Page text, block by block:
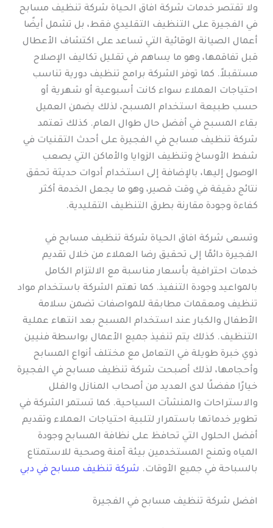
ولا تقتصر خدمات شركة افاق الحياة شركة تنظيف مسابح
في الفجيرة على التنظيف التقليدي فقط، بل تشمل أيضًا
أعمال الصيانة الوقائية التي تساعد على اكتشاف الأعطال
قبل تفاقمها، وهو ما يساهم في تقليل تكاليف الإصلاح
مستقبلاً. كما توفر الشركة برامج تنظيف دورية تناسب
احتياجات العملاء سواء كانت أسبوعية أو شهرية أو
حسب طبيعة استخدام المسبح، لذلك يضمن العميل
بقاء المسبح في أفضل حال طوال العام. كذلك تعتمد
شركة تنظيف مسابح في الفجيرة على أحدث التقنيات في
شفط الأوساخ وتنظيف الزوايا والأماكن التي يصعب
الوصول إليها، بالإضافة إلى استخدام أدوات حديثة تحقق
نتائج دقيقة في وقت قصير، وهو ما يجعل الخدمة أكثر
كفاءة وجودة مقارنة بطرق التنظيف التقليدية.
وتسعى شركة افاق الحياة شركة تنظيف مسابح في
الفجيرة دائمًا إلى تحقيق رضا العملاء من خلال تقديم
خدمات احترافية بأسعار مناسبة مع الالتزام الكامل
بالمواعيد وجودة التنفيذ. كما تهتم الشركة باستخدام مواد
تنظيف ومعقمات مطابقة للمواصفات تضمن سلامة
الأطفال والكبار عند استخدام المسبح بعد انتهاء عملية
التنظيف. كذلك يتم تنفيذ جميع الأعمال بواسطة فنيين
ذوي خبرة طويلة في التعامل مع مختلف أنواع المسابح
وأحجامها، لذلك أصبحت شركة تنظيف مسابح في الفجيرة
خيارًا مفضلًا لدى العديد من أصحاب المنازل والفلل
والاستراحات والمنشآت السياحية. كما تستمر الشركة في
تطوير خدماتها باستمرار لتلبية احتياجات العملاء وتقديم
أفضل الحلول التي تحافظ على نظافة المسابح وجودة
المياه وتمنح المستخدمين بيئة آمنة وصحية للاستمتاع
بالسباحة في جميع الأوقات. شركة تنظيف مسابح في دبي
افضل شركة تنظيف مسابح في الفجيرة